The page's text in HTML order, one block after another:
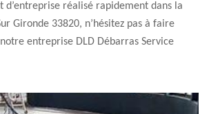
d’entreprise réalisé rapidement dans la
Gironde 33820, n’hésitez pas à faire
entreprise DLD Débarras Service